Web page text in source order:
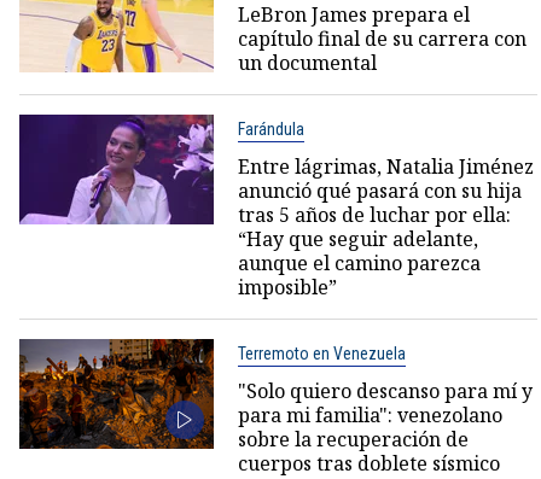
LeBron James prepara el
capítulo final de su carrera con
un documental
Farándula
Entre lágrimas, Natalia Jiménez
anunció qué pasará con su hija
tras 5 años de luchar por ella:
“Hay que seguir adelante,
aunque el camino parezca
imposible”
Terremoto en Venezuela
"Solo quiero descanso para mí y
para mi familia": venezolano
sobre la recuperación de
cuerpos tras doblete sísmico